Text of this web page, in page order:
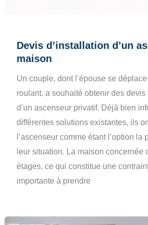
Devis d’installation d’un
maison
Un couple, dont l’épouse se déplace
roulant, a souhaité obtenir des devis
d’un ascenseur privatif. Déjà bien
différentes solutions existantes, ils
l’ascenseur comme étant l’option la
leur situation. La maison concernée
étages, ce qui constitue une
importante à prendre